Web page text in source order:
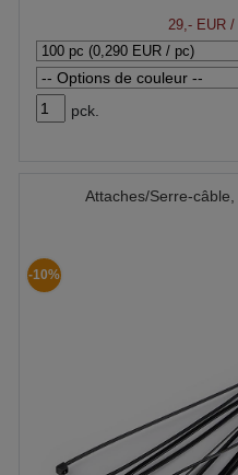
29,- EUR/
pck.
Attaches/Serre-
-10%